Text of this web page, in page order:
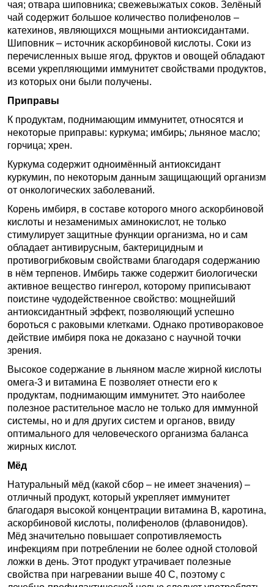
чая; отвара шиповника; свежевыжатых соков. Зелёный
чай содержит большое количество полифенолов –
катехинов, являющихся мощными антиоксидантами.
Шиповник – источник аскорбиновой кислоты. Соки из
перечисленных выше ягод, фруктов и овощей обладают
всеми укрепляющими иммунитет свойствами продуктов,
из которых они были получены.
Приправы
К продуктам, поднимающим иммунитет, относятся и
некоторые приправы: куркума; имбирь; льняное масло;
горчица; хрен.
Куркума содержит одноимённый антиоксидант
куркумин, по некоторым данным защищающий организм
от онкологических заболеваний.
Корень имбиря, в составе которого много аскорбиновой
кислоты и незаменимых аминокислот, не только
стимулирует защитные функции организма, но и сам
обладает антивирусным, бактерицидным и
противогрибковым свойствами благодаря содержанию
в нём терпенов. Имбирь также содержит биологически
активное вещество гингерол, которому приписывают
поистине чудодейственное свойство: мощнейший
антиоксидантный эффект, позволяющий успешно
бороться с раковыми клетками. Однако противораковое
действие имбиря пока не доказано с научной точки
зрения.
Высокое содержание в льняном масле жирной кислоты
омега-3 и витамина E позволяет отнести его к
продуктам, поднимающим иммунитет. Это наиболее
полезное растительное масло не только для иммунной
системы, но и для других систем и органов, ввиду
оптимального для человеческого организма баланса
жирных кислот.
Мёд
Натуральный мёд (какой сбор – не имеет значения) –
отличный продукт, который укрепляет иммунитет
благодаря высокой концентрации витамина B, каротина,
аскорбиновой кислоты, полифенолов (флавонидов).
Мёд значительно повышает сопротивляемость
инфекциям при потреблении не более одной столовой
ложки в день. Этот продукт утрачивает полезные
свойства при нагревании выше 40 C, поэтому с